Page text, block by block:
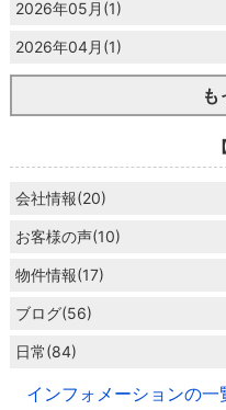
2026年05月(1)
2026年04月(1)
も
会社情報(20)
お客様の声(10)
物件情報(17)
ブログ(56)
日常(84)
インフォメーションの一